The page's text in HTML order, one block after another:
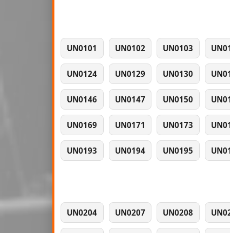
UN0101 UN0102 UN0103
UN0124 UN0129 UN0130
UN0146 UN0147 UN0150
UN0169 UN0171 UN0173
UN0193 UN0194 UN0195
UN0204 UN0207 UN0208